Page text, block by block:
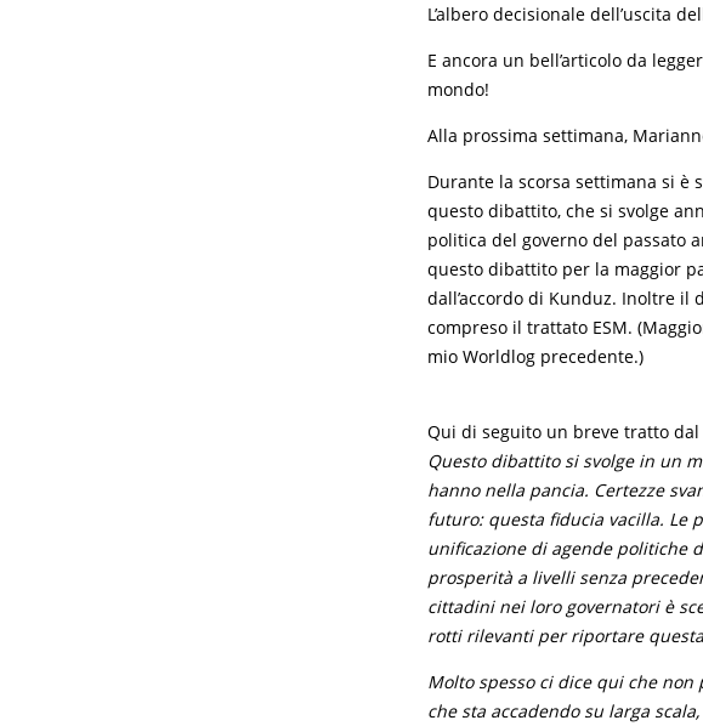
L’albero decisionale dell’uscita
E ancora un bell’articolo da
mondo!
Alla prossima settimana,
Durante la scorsa settimana si
questo dibattito, che si svolge
politica del governo del passato
questo dibattito per la maggior
dall’accordo di Kunduz. Inoltre il
compreso il trattato ESM.
mio Worldlog precedente.)
Qui di seguito un breve tratto
Questo dibattito si svolge in un
hanno nella pancia. Certezze
futuro: questa fiducia vacilla. Le
unificazione di agende politiche
prosperità a livelli senza
cittadini nei loro governatori è
rotti rilevanti per riportare
Molto spesso ci dice qui che
che sta accadendo su larga